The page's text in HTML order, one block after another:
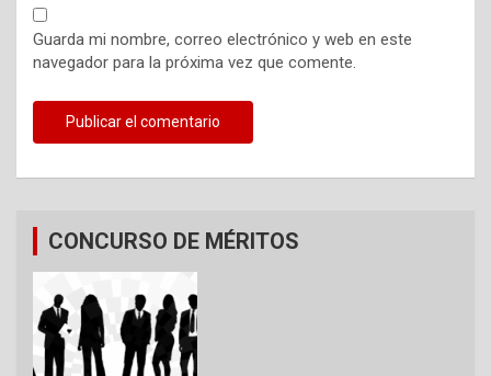
Guarda mi nombre, correo electrónico y web en este
navegador para la próxima vez que comente.
CONCURSO DE MÉRITOS